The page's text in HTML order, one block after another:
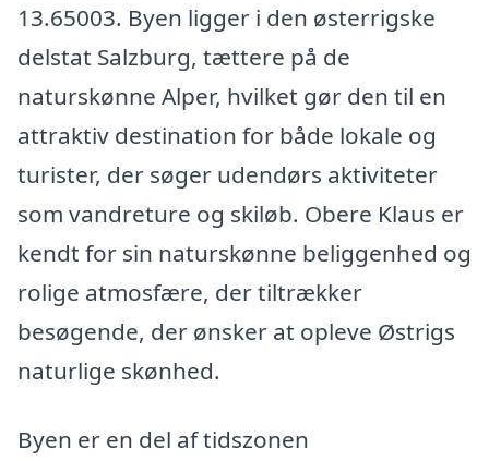
13.65003. Byen ligger i den østerrigske
delstat Salzburg, tættere på de
naturskønne Alper, hvilket gør den til en
attraktiv destination for både lokale og
turister, der søger udendørs aktiviteter
som vandreture og skiløb. Obere Klaus er
kendt for sin naturskønne beliggenhed og
rolige atmosfære, der tiltrækker
besøgende, der ønsker at opleve Østrigs
naturlige skønhed.
Byen er en del af tidszonen